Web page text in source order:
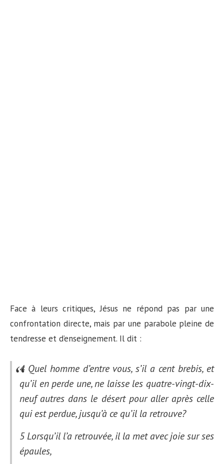
Face à leurs critiques, Jésus ne répond pas par une
confrontation directe, mais par une parabole pleine de
tendresse et d’enseignement. Il dit :
4 Quel homme d’entre vous, s’il a cent brebis, et
qu’il en perde une, ne laisse les quatre-vingt-dix-
neuf autres dans le désert pour aller après celle
qui est perdue, jusqu’à ce qu’il la retrouve?
5 Lorsqu’il l’a retrouvée, il la met avec joie sur ses
épaules,